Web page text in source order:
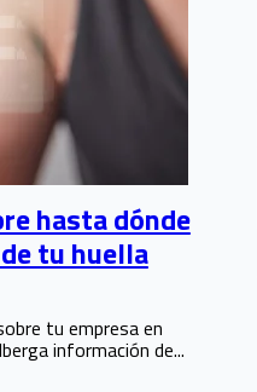
hasta dónde
tu huella
tu empresa en
información de...